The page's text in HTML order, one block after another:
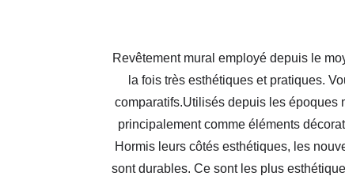
Revêtement mural employé depuis le
la fois très esthétiques et pratiques.
comparatifs.Utilisés depuis les époques
principalement comme éléments
Hormis leurs côtés esthétiques, les
sont durables. Ce sont les plus